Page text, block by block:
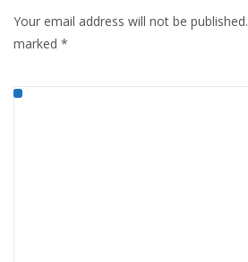
Your email address will not be published.
marked *